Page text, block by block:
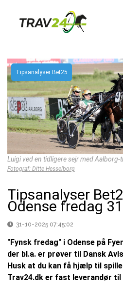
Tipsanalyser Bet25
Luigi ved en tidligere sejr med
Fotograf: Ditte Hesselborg
Tipsanalyser
Odense fredag
31-10-2025 07:45:02
"Fynsk fredag" i Odense på
der bl.a. er prøver til Dansk
Husk at du kan få hjælp til
Trav24.dk er fast leverandør til